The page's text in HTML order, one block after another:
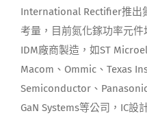
International Rectifier推出
考量，目前氮化鎵功率元
IDM廠商製造，如ST
Macom、Ommic、Texas
Semiconductor、
GaN Systems等公司，IC設